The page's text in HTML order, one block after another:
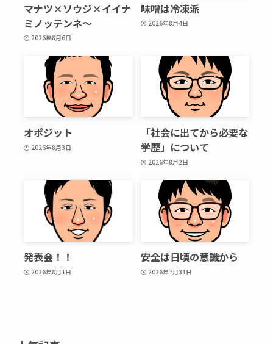
マナツ×ソウジ×イイナ
ミノッテンネ～
2026年8月6日
味噌は冷凍派
2026年8月4日
オポジット
2026年8月3日
「社会に出てから必要な
学歴」について
2026年8月2日
発表会！！
2026年8月1日
安全は日頃の意識から
2026年7月31日